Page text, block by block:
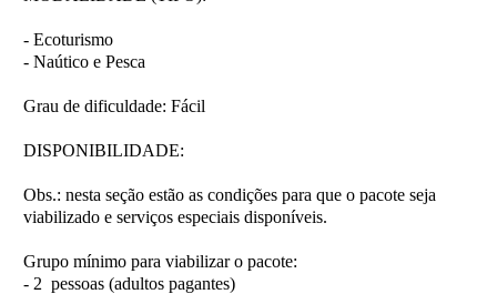
- Ecoturismo
- Naútico e Pesca
Grau de dificuldade: Fácil
DISPONIBILIDADE:
Obs.: nesta seção estão as condições para que o pacote seja
viabilizado e serviços especiais disponíveis.
Grupo mínimo para viabilizar o pacote:
- 2 pessoas (adultos pagantes)